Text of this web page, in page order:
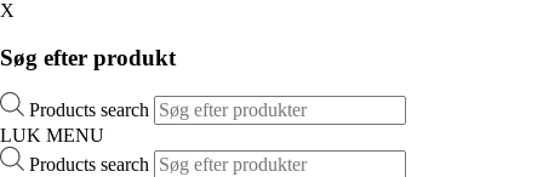
X
Søg efter produkt
Products search
LUK MENU
Products search